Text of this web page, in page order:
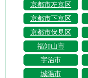
京都市左京区
京都市下京区
京都市伏見区
福知山市
宇治市
城陽市